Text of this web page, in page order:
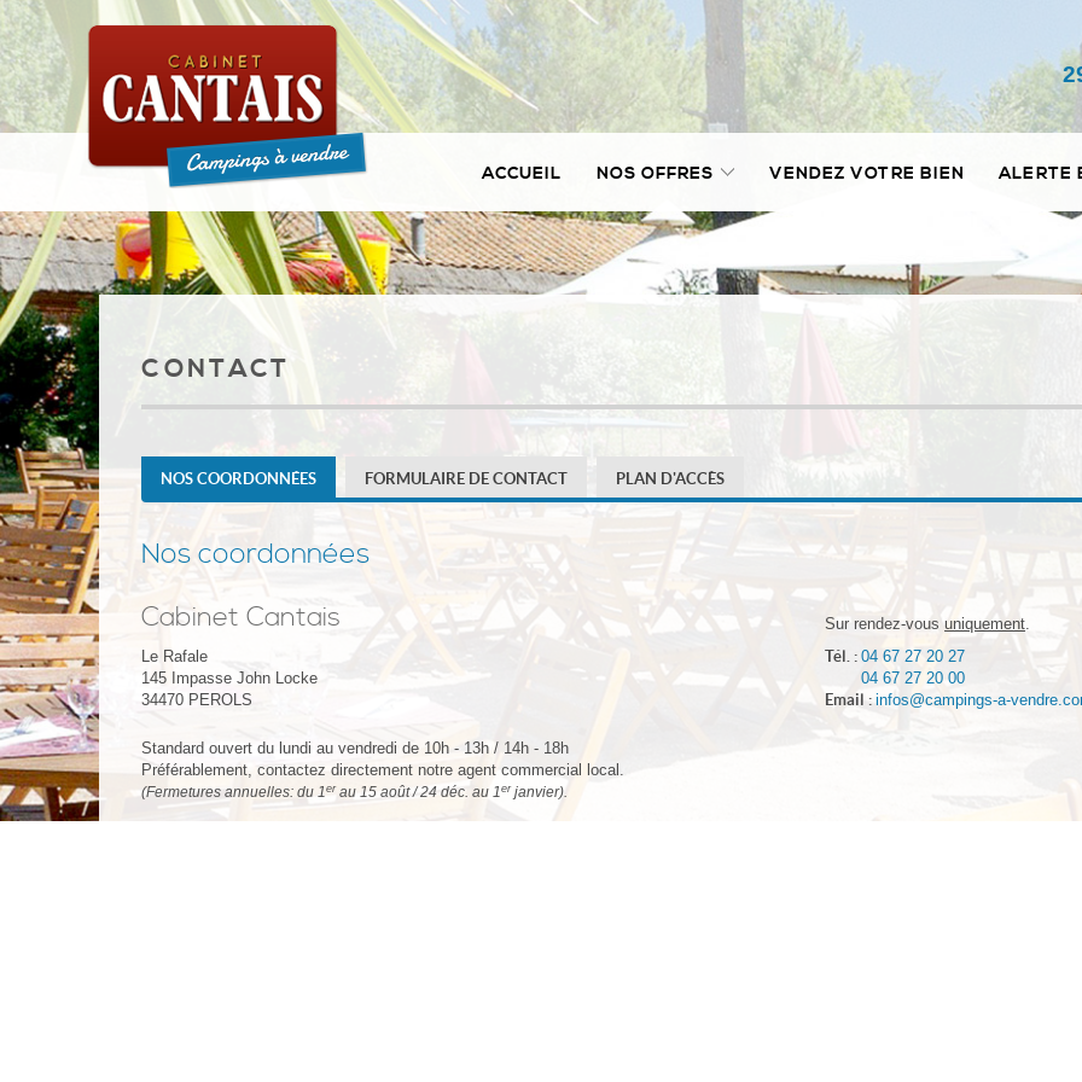
ACCUEIL NOS OFFRES VENDEZ VOTRE BIEN ALERTE
CONTACT
NOS COORDONNÉES FORMULAIRE DE CONTACT PLAN D'ACCÈS
Nos coordonnées
Cabinet Cantais
Le Rafale
145 Impasse John Locke
34470 PEROLS
Sur rendez-vousuniquement.
Tél. :04 67 27 20 27
04 67 27 20 00
Email :infos@campings-a-
Standard ouvert du lundi au vendredi de 10h - 13h / 14h - 18h
Préférablement, contactez directement notre agent commercial local.
(Fermetures annuelles: du 1erau 15 août / 24 déc. au 1erjanvier).